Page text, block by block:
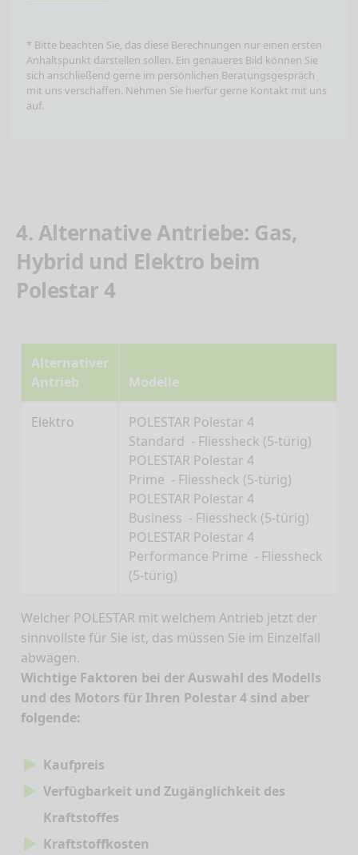
* Bitte beachten Sie, das diese Berechnungen nur einen ersten
Anhaltspunkt darstellen sollen. Ein genaueres Bild können Sie
sich anschließend gerne im persönlichen Beratungsgespräch
mit uns verschaffen. Nehmen Sie hierfür gerne Kontakt mit uns
auf.
4. Alternative Antriebe: Gas,
Hybrid und Elektro beim
Polestar 4
Alternativer
Antrieb
Modelle
Elektro
POLESTAR Polestar 4
Standard - Fliessheck (5-türig)
POLESTAR Polestar 4
Prime - Fliessheck (5-türig)
POLESTAR Polestar 4
Business - Fliessheck (5-türig)
POLESTAR Polestar 4
Performance Prime - Fliessheck
(5-türig)
Welcher POLESTAR mit welchem Antrieb jetzt der
sinnvollste für Sie ist, das müssen Sie im Einzelfall
abwägen.
Wichtige Faktoren bei der Auswahl des Modells
und des Motors für Ihren Polestar 4 sind aber
folgende:
Kaufpreis
Verfügbarkeit und Zugänglichkeit des
Kraftstoffes
Kraftstoffkosten